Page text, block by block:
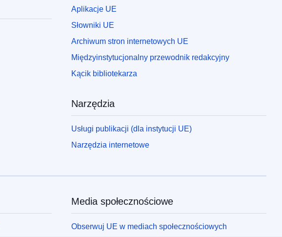
Aplikacje UE
Słowniki UE
Archiwum stron internetowych UE
Międzyinstytucjonalny przewodnik redakcyjny
Kącik bibliotekarza
Narzędzia
Usługi publikacji (dla instytucji UE)
Narzędzia internetowe
Media społecznościowe
Obserwuj UE w mediach społecznościowych